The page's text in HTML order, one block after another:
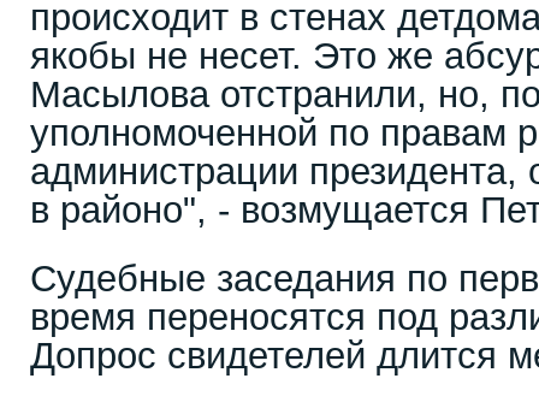
происходит в стенах
якобы не несет. Это же
Масылова отстранили, но,
уполномоченной по правам
администрации президента,
в районо", - возмущается
Судебные заседания по
время переносятся под
Допрос свидетелей длится